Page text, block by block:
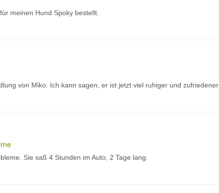
meinen Hund Spoky bestellt.
von Miko. Ich kann sagen, er ist jetzt viel ruhiger und zufriedener.
Sie saß 4 Stunden im Auto, 2 Tage lang.